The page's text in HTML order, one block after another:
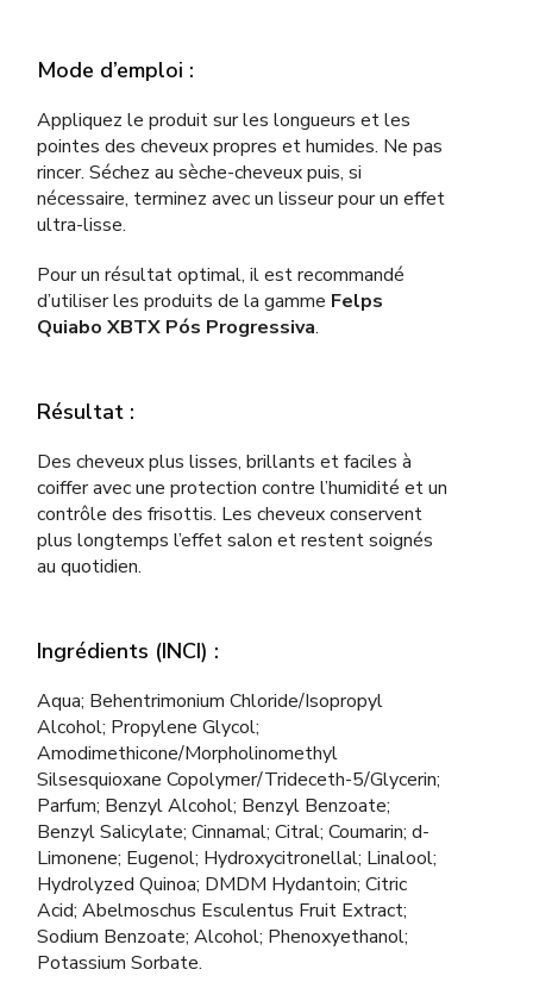
Mode d’emploi :
Appliquez le produit sur les longueurs et les
pointes des cheveux propres et humides. Ne pas
rincer. Séchez au sèche-cheveux puis, si
nécessaire, terminez avec un lisseur pour un effet
ultra-lisse.
Pour un résultat optimal, il est recommandé
d’utiliser les produits de la gamme Felps
Quiabo XBTX Pós Progressiva.
Résultat :
Des cheveux plus lisses, brillants et faciles à
coiffer avec une protection contre l’humidité et un
contrôle des frisottis. Les cheveux conservent
plus longtemps l’effet salon et restent soignés
au quotidien.
Ingrédients (INCI) :
Aqua; Behentrimonium Chloride/Isopropyl
Alcohol; Propylene Glycol;
Amodimethicone/Morpholinomethyl
Silsesquioxane Copolymer/Trideceth-5/Glycerin;
Parfum; Benzyl Alcohol; Benzyl Benzoate;
Benzyl Salicylate; Cinnamal; Citral; Coumarin; d-
Limonene; Eugenol; Hydroxycitronellal; Linalool;
Hydrolyzed Quinoa; DMDM Hydantoin; Citric
Acid; Abelmoschus Esculentus Fruit Extract;
Sodium Benzoate; Alcohol; Phenoxyethanol;
Potassium Sorbate.